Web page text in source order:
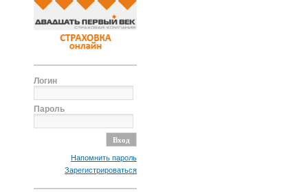
Логин
Пароль
Напомнить пароль
Зарегистрироваться